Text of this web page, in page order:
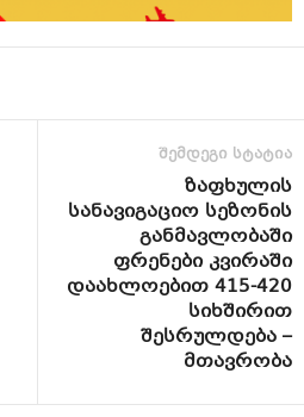
შემდეგი სტატია
ზაფხულის
სანავიგაციო სეზონის
განმავლობაში
ფრენები კვირაში
დაახლოებით 415-420
სიხშირით
შესრულდება –
მთავრობა